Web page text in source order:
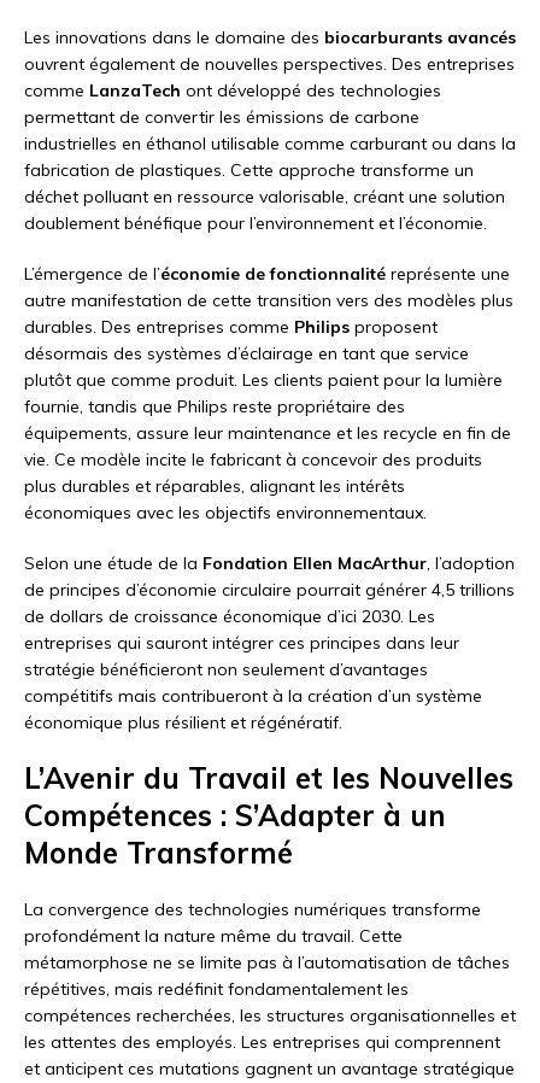
Les innovations dans le domaine des biocarburants avancés
ouvrent également de nouvelles perspectives. Des entreprises
comme LanzaTech ont développé des technologies
permettant de convertir les émissions de carbone
industrielles en éthanol utilisable comme carburant ou dans la
fabrication de plastiques. Cette approche transforme un
déchet polluant en ressource valorisable, créant une solution
doublement bénéfique pour l’environnement et l’économie.
L’émergence de l’économie de fonctionnalité représente une
autre manifestation de cette transition vers des modèles plus
durables. Des entreprises comme Philips proposent
désormais des systèmes d’éclairage en tant que service
plutôt que comme produit. Les clients paient pour la lumière
fournie, tandis que Philips reste propriétaire des
équipements, assure leur maintenance et les recycle en fin de
vie. Ce modèle incite le fabricant à concevoir des produits
plus durables et réparables, alignant les intérêts
économiques avec les objectifs environnementaux.
Selon une étude de la Fondation Ellen MacArthur, l’adoption
de principes d’économie circulaire pourrait générer 4,5 trillions
de dollars de croissance économique d’ici 2030. Les
entreprises qui sauront intégrer ces principes dans leur
stratégie bénéficieront non seulement d’avantages
compétitifs mais contribueront à la création d’un système
économique plus résilient et régénératif.
L’Avenir du Travail et les Nouvelles
Compétences : S’Adapter à un
Monde Transformé
La convergence des technologies numériques transforme
profondément la nature même du travail. Cette
métamorphose ne se limite pas à l’automatisation de tâches
répétitives, mais redéfinit fondamentalement les
compétences recherchées, les structures organisationnelles et
les attentes des employés. Les entreprises qui comprennent
et anticipent ces mutations gagnent un avantage stratégique